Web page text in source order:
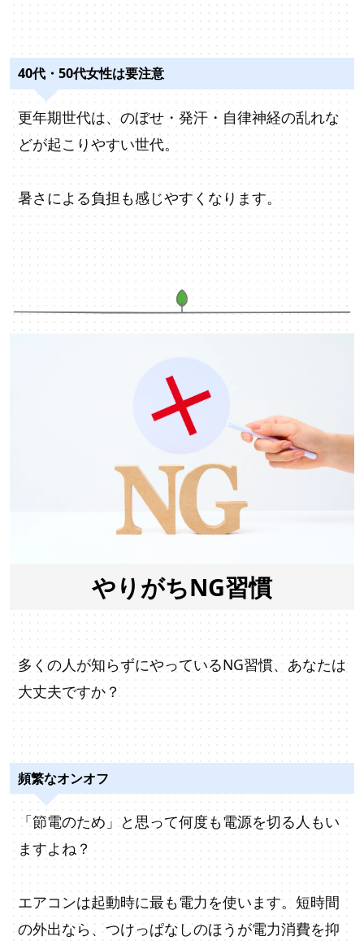
40代・50代女性は要注意
更年期世代は、のぼせ・発汗・自律神経の乱れな
どが起こりやすい世代。
暑さによる負担も感じやすくなります。
やりがちNG習慣
多くの人が知らずにやっているNG習慣、あなたは
大丈夫ですか？
頻繁なオンオフ
「節電のため」と思って何度も電源を切る人もい
ますよね？
エアコンは起動時に最も電力を使います。短時間
の外出なら、つけっぱなしのほうが電力消費を抑